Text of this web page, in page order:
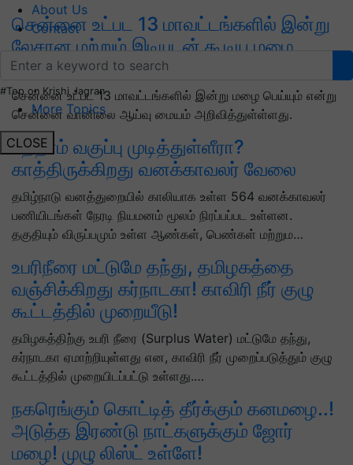
About Us
Contact
#Top on Krishi Jagran
More Topics
CLOSE
சென்னை உட்பட 13 மாவட்டங்களில் இன்று
லேசான மற்றும் இடியுடன் கூடிய மழை
பெய்ய வாய்ப்பு
சென்னை உட்பட 13 மாவட்டங்களில் இன்று மழை பெய்யும் என்று
சென்னை வானிலை ஆய்வு மையம் அறிவித்துள்ள்ளது.
பத்தாம் வகுப்பு முடித்துள்ளீரா?
காத்திருக்கிறது வனக்காவலர் வேலை
தமிழ்நாடு வனத்துறையில் காலியாக உள்ள 564 வனக்காவலர்
பணியிடங்கள் நேரடி நியமனம் மூலம் நிரப்பப்பட உள்ளன.
தகுதியும் விருப்பமும் உள்ள ஆண்கள், பெண்கள் மற்றும…
உபரிநீரை மட்டுமே தந்து, தமிழகத்தை
வஞ்சிக்கிறது கர்நாடகா! காவிரி நீர் குழு
கூட்டத்தில் முறையீடு!
தமிழகத்திற்கு உபரி நீரை (Surplus Water) மட்டுமே தந்து,
கர்நாடகா ஏமாற்றியுள்ளது என, காவிரி நீர் முறைப்படுத்தும் குழு
கூட்டத்தில் முறையிடப்பட்டு உள்ளது.…
நகரெங்கும் கொட்டித் தீர்க்கும் கனமழை..!
அடுத்த இரண்டு நாட்களுக்கும் ஜோர்
மழை! முழு லிஸ்ட் உள்ளே!